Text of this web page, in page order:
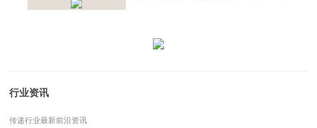
行业资讯
传递行业最新前沿资讯